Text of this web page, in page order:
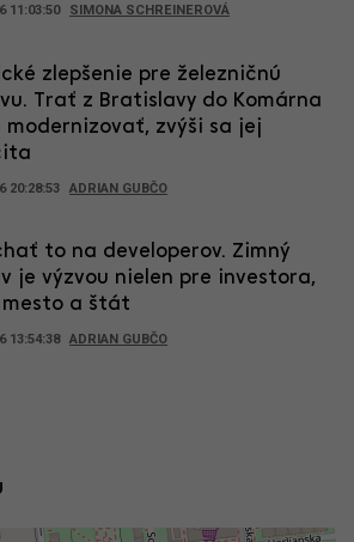
11:03:50 SIMONA SCHREINEROVÁ
zlepšenie pre železničnú
Trať z Bratislavy do Komárna
modernizovať, zvýši sa jej
20:28:53 ADRIAN GUBČO
to na developerov. Zimný
je výzvou nielen pre investora,
a štát
13:54:38 ADRIAN GUBČO